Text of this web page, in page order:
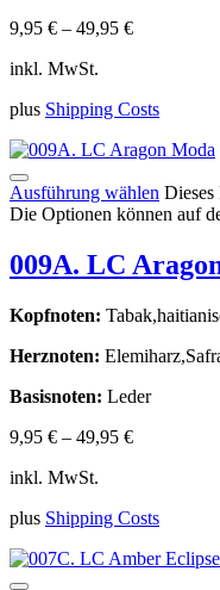
9,95 € – 49,95 €
inkl. MwSt.
plus Shipping Costs
Ausführung wählen Dieses
Die Optionen können auf
009A. LC
Kopfnoten:
Herznoten:
Basisnoten: Leder
9,95 € – 49,95 €
inkl. MwSt.
plus Shipping Costs